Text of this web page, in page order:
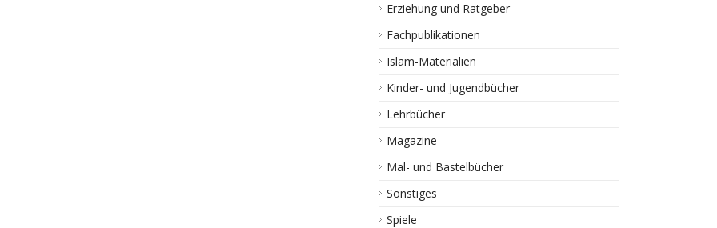
Erziehung und Ratgeber
Fachpublikationen
Islam-Materialien
Kinder- und Jugendbücher
Lehrbücher
Magazine
Mal- und Bastelbücher
Sonstiges
Spiele